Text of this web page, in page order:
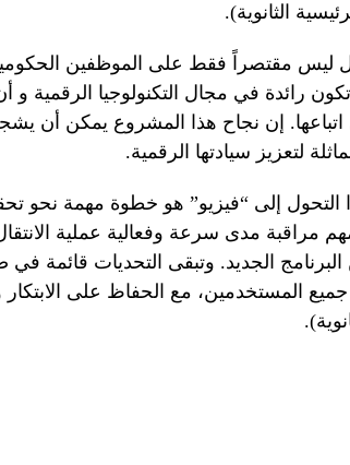
الثانوية).
ليس مقتصراً فقط على الموظفين
رائدة في مجال التكنولوجيا الرقمية و
اتباعها. إن نجاح هذا المشروع يمكن أن
لتعزيز سيادتها الرقمية.
التحول إلى “فيزيو” هو خطوة مهمة نحو
مراقبة مدى سرعة وفعالية عملية
الجديد. وتبقى التحديات قائمة
المستخدمين، مع الحفاظ على الابتكار